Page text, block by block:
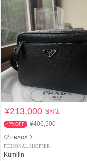
¥213,000送料込
47%OFF ¥406,500
PRADA
PERSONAL SHOPPER
Kumilin